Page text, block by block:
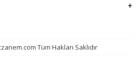
Tüm Hakları Saklıdır